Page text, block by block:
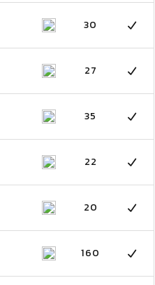
30
27
35
22
20
160